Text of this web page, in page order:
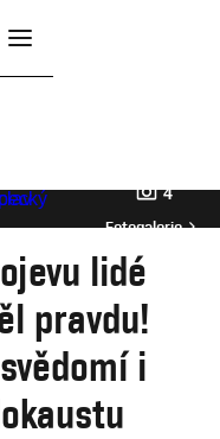
4
Fotogalerie
lidé
pravdu!
i